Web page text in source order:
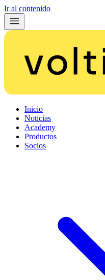
Ir al contenido
Inicio
Noticias
Academy
Productos
Socios